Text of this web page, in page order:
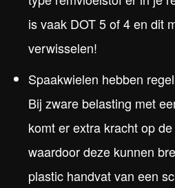
is vaak DOT 5 of 4 en dit
verwisselen!
Spaakwielen hebben
Bij zware belasting met
komt er extra kracht op
waardoor deze kunnen
plastic handvat van een